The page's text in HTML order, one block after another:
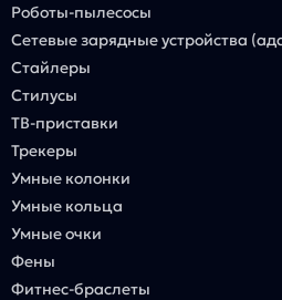
Роботы-пылесосы
Сетевые зарядные устройства
Стайлеры
Стилусы
ТВ-приставки
Трекеры
Умные колонки
Умные кольца
Умные очки
Фены
Фитнес-браслеты